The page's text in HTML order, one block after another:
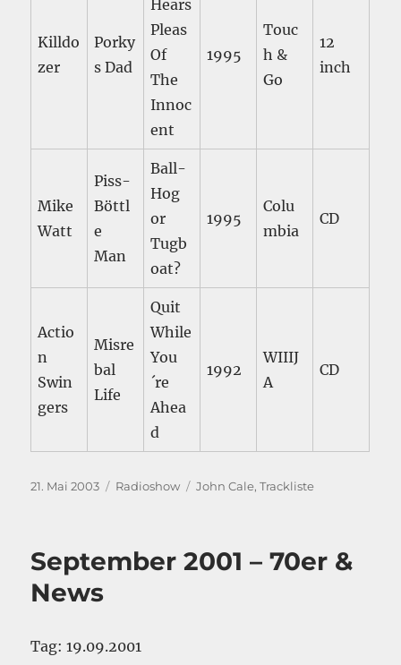
Killdo
zer
Porky
s Dad
Hears
Pleas
Of
The
Innoc
ent
1995
Touc
h &
Go
12
inch
Mike
Watt
Piss-
Böttl
e
Man
Ball-
Hog
or
Tugb
oat?
1995
Colu
mbia
CD
Actio
n
Swin
gers
Misre
bal
Life
Quit
While
You
´re
Ahea
d
1992
WIIIJ
A
CD
Veröffentlicht
21. Mai 2003 Kategorien
Radioshow Schlagwörter
John Cale,Trackliste
September 2001 – 70er &
News
Tag: 19.09.2001